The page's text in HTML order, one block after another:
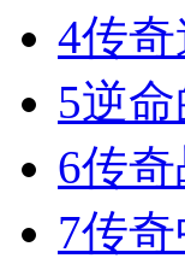
4传
5逆
6传奇
7传